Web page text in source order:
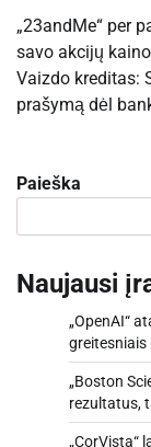
„23andMe“ per
savo akcijų
Vaizdo kreditas:
prašymą dėl
Paieška
Naujausi
„OpenAI“
greitesniais
„Boston
rezultatus,
„CorVista“